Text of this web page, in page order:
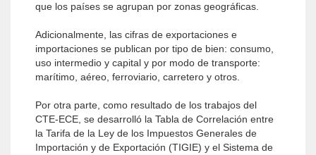
que los países se agrupan por zonas geográficas.
Adicionalmente, las cifras de exportaciones e
importaciones se publican por tipo de bien: consumo,
uso intermedio y capital y por modo de transporte:
marítimo, aéreo, ferroviario, carretero y otros.
Por otra parte, como resultado de los trabajos del
CTE-ECE, se desarrolló la Tabla de Correlación entre
la Tarifa de la Ley de los Impuestos Generales de
Importación y de Exportación (TIGIE) y el Sistema de